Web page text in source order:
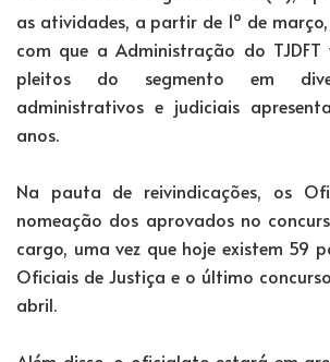
as atividades, a partir de 1º de
com que a Administração do
pleitos do segmento em
administrativos e judiciais
anos.
Na pauta de reivindicações, os
nomeação dos aprovados no
cargo, uma vez que hoje existem 59
Oficiais de Justiça e o último
abril.